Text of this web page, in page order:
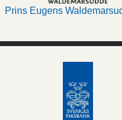
Prins Eugens